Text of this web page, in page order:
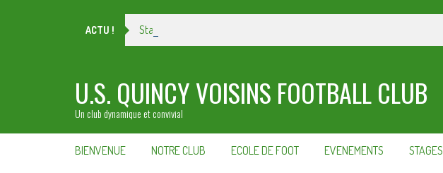
ACTU ! Stage de football du 21 au 25 octobre
U.S. QUINCY VOISINS FOOTBALL CLUB
Un club dynamique et convivial
BIENVENUE NOTRE CLUB ECOLE DE FOOT EVENEMENTS STAGES